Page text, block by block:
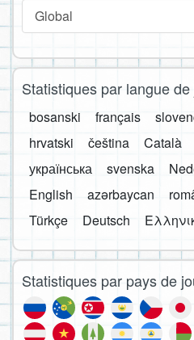
Global
Statistiques par langue de
bosanski français
hrvatski
čeština Català
українська
svenska
English
azərbaycan
Türkçe
Deutsch
Statistiques par pays de